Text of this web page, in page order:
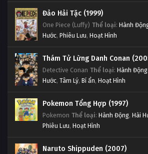
Đảo Hải Tặc (1999)
One Piece (Luffy) Thể loại: Hành
Hước, Phiêu Lưu, Hoạt Hình
Thám Tử Lừng Danh Conan
Detective Conan Thể loại: Hành Động
Hước, Tâm Lý, Bí ẩn, Hoạt Hình
Pokemon Tổng Hợp (1997)
Pokemon Thể loại: Hành Động, Hài
Phiêu Lưu, Hoạt Hình
Naruto Shippuden (2007)